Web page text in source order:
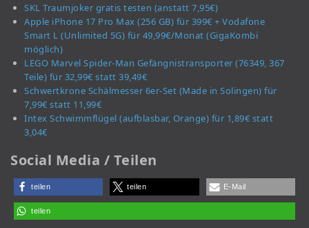
SKL Traumjoker gratis testen (anstatt 7,95€)
Apple iPhone 17 Pro Max (256 GB) für 399€ + Vodafone
Smart L (Unlimited 5G) für 49,99€/Monat (GigaKombi
möglich)
LEGO Marvel Spider-Man Gefängnistransporter (76349, 367
Teile) für 32,99€ statt 39,49€
Schwertkrone Schälmesser 6er-Set (Made in Solingen) für
7,99€ statt 11,99€
Intex Schwimmflügel (aufblasbar, Orange) für 1,89€ statt
3,04€
Social Media / Teilen
teilen teilen E-Mail
teilen